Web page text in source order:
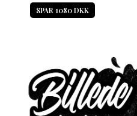
SPAR 1080 DKK